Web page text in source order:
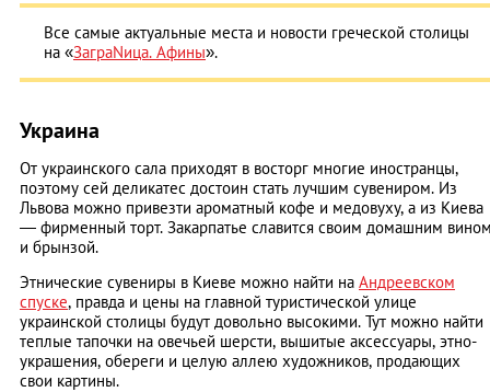
Все самые актуальные места и новости греческой столицы
на «ЗаграNица. Афины».
Украина
От украинского сала приходят в восторг многие иностранцы,
поэтому сей деликатес достоин стать лучшим сувениром. Из
Львова можно привезти ароматный кофе и медовуху, а из Киева
— фирменный торт. Закарпатье славится своим домашним
и брынзой.
Этнические сувениры в Киеве можно найти на Андреевском
спуске, правда и цены на главной туристической улице
украинской столицы будут довольно высокими. Тут можно найти
теплые тапочки на овечьей шерсти, вышитые аксессуары, этно-
украшения, обереги и целую аллею художников, продающих
свои картины.